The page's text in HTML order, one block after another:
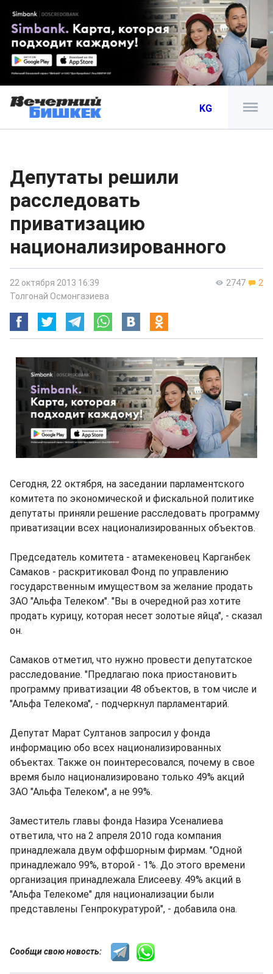
KG
Депутаты решили
расследовать
приватизацию
национализированного
2747 2
22 октября 2013 16:39
Толгонай Осмонгазиева
Сегодня, 22 октября, на заседании парламентского
комитета по экономической и фискальной политике
депутаты приняли решение расследовать программу
приватизации всех национализированных объектов.
Председатель комитета - атамекеновец Карганбек
Самаков - раскритиковал Фонд по управлению
государственным имуществом за желание продать
ЗАО "Альфа Телеком". "Вы в очередной раз хотите
продать курицу, которая несет золотые яйца", - сказал
он.
Самаков отметил, что нужно провести депутатское
расследование. "Предлагаю пока приостановить
программу приватизации 48 объектов, в том числе и
"Альфа Телекома", - подчеркнул парламентарий.
Депутат Марат Султанов запросил у фонда
информацию обо всех национализированных
объектах. Также он поинтересовался, почему в свое
время было национализировано только 49% акций
ЗАО "Альфа Телеком", а не 99%.
Заместитель главы фонда Назира Усеналиева
ответила, что на 2 апреля 2010 года компания
принадлежала двум оффшорным фирмам. "Одной
принадлежало 99%, второй - 1%. До этого времени
организация принадлежала Елисееву. 49% акций в
"Альфа Телекоме" для национализации были
представлены Генпрокуратурой", - добавила она.
Сообщи свою новость: